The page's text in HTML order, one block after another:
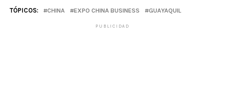
TÓPICOS: CHINA EXPO CHINA BUSINESS GUAYAQUIL
PUBLICIDAD